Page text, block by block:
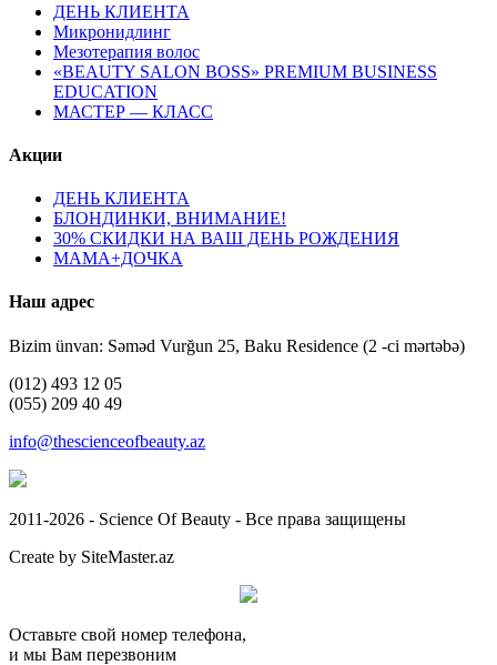
ДЕНЬ КЛИЕНТА
Микронидлинг
Мезотерапия волос
«BEAUTY SALON BOSS» PREMIUM BUSINESS
EDUCATION
МАСТЕР — КЛАСС
Акции
ДЕНЬ КЛИЕНТА
БЛОНДИНКИ, ВНИМАНИЕ!
30% СКИДКИ НА ВАШ ДЕНЬ РОЖДЕНИЯ
МАМА+ДОЧКА
Наш адрес
Bizim ünvan: Səməd Vurğun 25, Baku Residence (2 -ci mərtəbə)
(012) 493 12 05
(055) 209 40 49
info@thescienceofbeauty.az
2011-2026 - Science Of Beauty - Все права защищены
Create by SiteMaster.az
Оставьте свой номер телефона,
и мы Вам перезвоним